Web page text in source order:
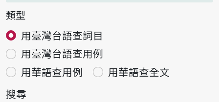
類型
用臺灣台語查詞目
用臺灣台語查用例
用華語查用例
用華語查全文
搜尋